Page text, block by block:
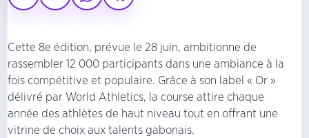
Cette 8e édition, prévue le 28 juin, ambitionne de
rassembler 12 000 participants dans une ambiance à la
fois compétitive et populaire. Grâce à son label « Or »
délivré par World Athletics, la course attire chaque
année des athlètes de haut niveau tout en offrant une
vitrine de choix aux talents gabonais.